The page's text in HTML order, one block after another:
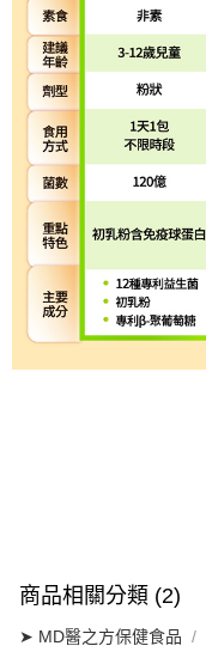
商品相關分類 (2)
➤ MD醫之方保健食品